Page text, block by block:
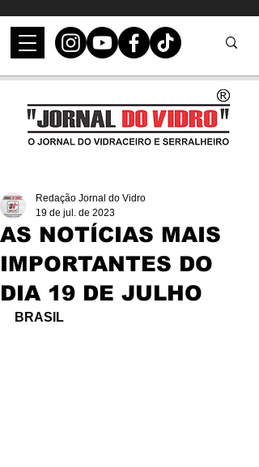
AS NOTÍCIAS MAIS
IMPORTANTES DO
DIA 19 DE JULHO
Redação Jornal do Vidro
19 de jul. de 2023
BRASIL